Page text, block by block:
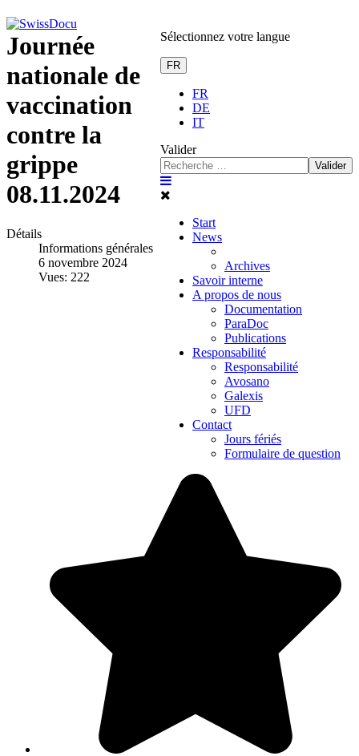
Sélectionnez votre langue
FR
FR
DE
IT
Valider
Valider
Start
News
Archives
Savoir interne
A propos de nous
Documentation
ParaDoc
Publications
Responsabilité
Responsabilité
Avosano
Galexis
UFD
Contact
Jours fériés
Formulaire de question
Journée
nationale de
vaccination
contre la
grippe
08.11.2024
Détails
Informations générales
6 novembre 2024
Vues: 222